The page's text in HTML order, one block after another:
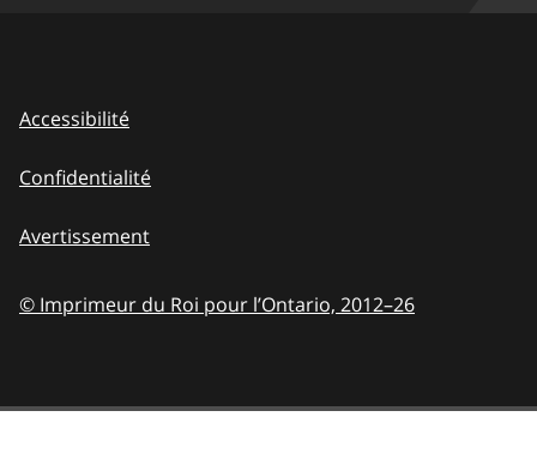
Accessibilité
Confidentialité
Avertissement
© Imprimeur du Roi pour l’Ontario, 2012–26